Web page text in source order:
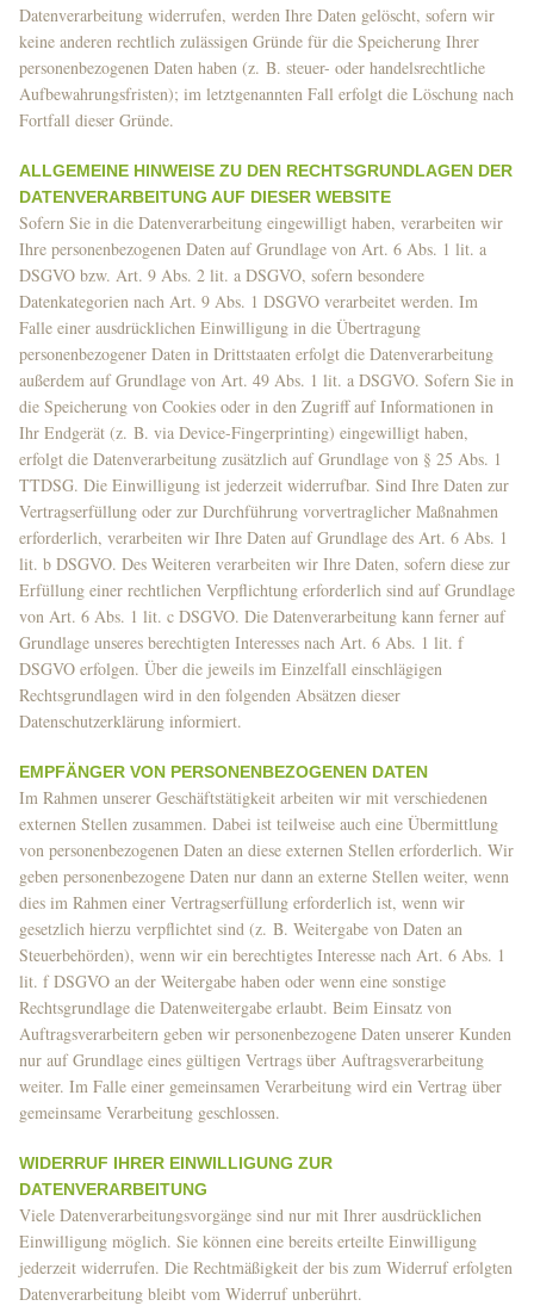
Datenverarbeitung widerrufen, werden Ihre Daten gelöscht, sofern wir
keine anderen rechtlich zulässigen Gründe für die Speicherung Ihrer
personenbezogenen Daten haben (z. B. steuer- oder handelsrechtliche
Aufbewahrungsfristen); im letztgenannten Fall erfolgt die Löschung nach
Fortfall dieser Gründe.
ALLGEMEINE HINWEISE ZU DEN RECHTSGRUNDLAGEN DER
DATENVERARBEITUNG AUF DIESER WEBSITE
Sofern Sie in die Datenverarbeitung eingewilligt haben, verarbeiten wir
Ihre personenbezogenen Daten auf Grundlage von Art. 6 Abs. 1 lit. a
DSGVO bzw. Art. 9 Abs. 2 lit. a DSGVO, sofern besondere
Datenkategorien nach Art. 9 Abs. 1 DSGVO verarbeitet werden. Im
Falle einer ausdrücklichen Einwilligung in die Übertragung
personenbezogener Daten in Drittstaaten erfolgt die Datenverarbeitung
außerdem auf Grundlage von Art. 49 Abs. 1 lit. a DSGVO. Sofern Sie in
die Speicherung von Cookies oder in den Zugriff auf Informationen in
Ihr Endgerät (z. B. via Device-Fingerprinting) eingewilligt haben,
erfolgt die Datenverarbeitung zusätzlich auf Grundlage von § 25 Abs. 1
TTDSG. Die Einwilligung ist jederzeit widerrufbar. Sind Ihre Daten zur
Vertragserfüllung oder zur Durchführung vorvertraglicher Maßnahmen
erforderlich, verarbeiten wir Ihre Daten auf Grundlage des Art. 6 Abs. 1
lit. b DSGVO. Des Weiteren verarbeiten wir Ihre Daten, sofern diese zur
Erfüllung einer rechtlichen Verpflichtung erforderlich sind auf Grundlage
von Art. 6 Abs. 1 lit. c DSGVO. Die Datenverarbeitung kann ferner auf
Grundlage unseres berechtigten Interesses nach Art. 6 Abs. 1 lit. f
DSGVO erfolgen. Über die jeweils im Einzelfall einschlägigen
Rechtsgrundlagen wird in den folgenden Absätzen dieser
Datenschutzerklärung informiert.
EMPFÄNGER VON PERSONENBEZOGENEN DATEN
Im Rahmen unserer Geschäftstätigkeit arbeiten wir mit verschiedenen
externen Stellen zusammen. Dabei ist teilweise auch eine Übermittlung
von personenbezogenen Daten an diese externen Stellen erforderlich. Wir
geben personenbezogene Daten nur dann an externe Stellen weiter, wenn
dies im Rahmen einer Vertragserfüllung erforderlich ist, wenn wir
gesetzlich hierzu verpflichtet sind (z. B. Weitergabe von Daten an
Steuerbehörden), wenn wir ein berechtigtes Interesse nach Art. 6 Abs. 1
lit. f DSGVO an der Weitergabe haben oder wenn eine sonstige
Rechtsgrundlage die Datenweitergabe erlaubt. Beim Einsatz von
Auftragsverarbeitern geben wir personenbezogene Daten unserer Kunden
nur auf Grundlage eines gültigen Vertrags über Auftragsverarbeitung
weiter. Im Falle einer gemeinsamen Verarbeitung wird ein Vertrag über
gemeinsame Verarbeitung geschlossen.
WIDERRUF IHRER EINWILLIGUNG ZUR
DATENVERARBEITUNG
Viele Datenverarbeitungsvorgänge sind nur mit Ihrer ausdrücklichen
Einwilligung möglich. Sie können eine bereits erteilte Einwilligung
jederzeit widerrufen. Die Rechtmäßigkeit der bis zum Widerruf erfolgten
Datenverarbeitung bleibt vom Widerruf unberührt.